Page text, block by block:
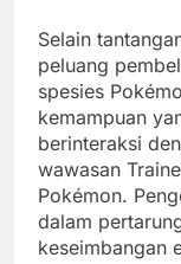
Selain
peluang
spesies
kemampuan
berinteraksi
wawasan
Pokémon.
dalam
keseimbangan